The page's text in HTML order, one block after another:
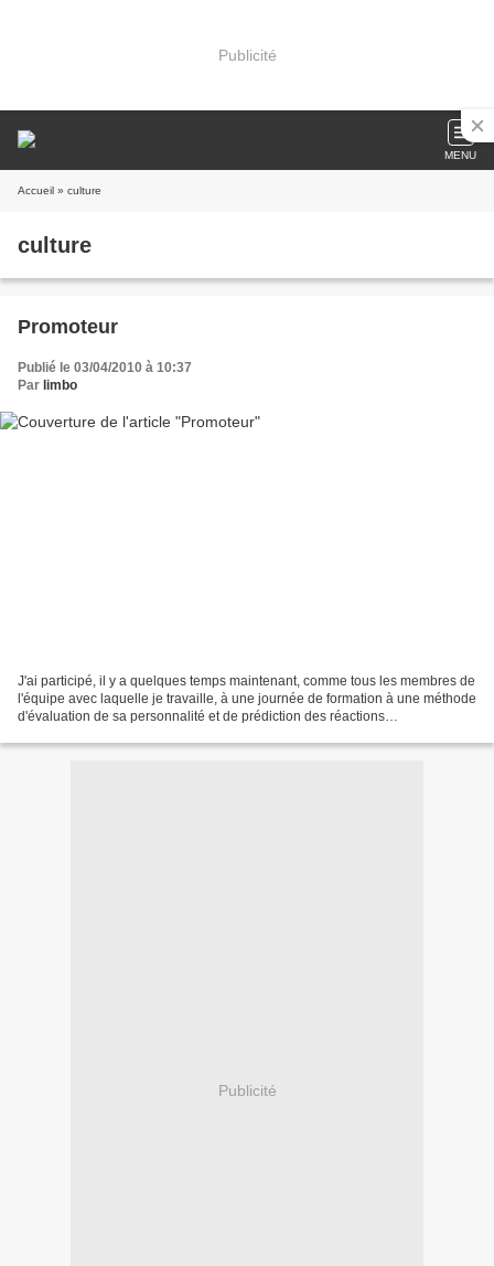
Publicité
MENU
Accueil » culture
culture
Promoteur
Publié le 03/04/2010 à 10:37
Par limbo
J'ai participé, il y a quelques temps maintenant, comme tous les membres de
l'équipe avec laquelle je travaille, à une journée de formation à une méthode
d'évaluation de sa personnalité et de prédiction des réactions
Publicité